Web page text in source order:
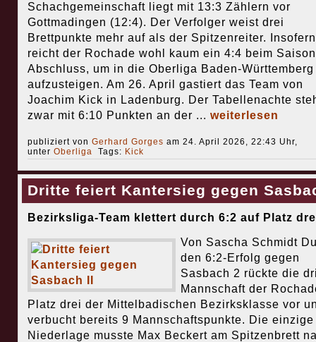
Schachgemeinschaft liegt mit 13:3 Zählern vor
Gottmadingen (12:4). Der Verfolger weist drei
Brettpunkte mehr auf als der Spitzenreiter. Insofern
reicht der Rochade wohl kaum ein 4:4 beim
Abschluss, um in die Oberliga Baden-Württemberg
aufzusteigen. Am 26. April gastiert das Team von
Joachim Kick in Ladenburg. Der Tabellenachte
zwar mit 6:10 Punkten an der ... weiterlesen
publiziert von Gerhard Gorges am 24. April 2026, 22:43 Uhr,
unter Oberliga Tags: Kick
Dritte feiert Kantersieg gegen
Bezirksliga-Team klettert durch 6:2 auf Platz
Von Sascha Schmidt
den 6:2-Erfolg gegen
Sasbach 2 rückte die
Mannschaft der
Platz drei der Mittelbadischen Bezirksklasse vor
verbucht bereits 9 Mannschaftspunkte. Die einzige
Niederlage musste Max Beckert am Spitzenbrett